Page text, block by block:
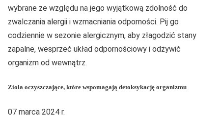
wybrane ze względu na jego wyjątkową zdolność do
zwalczania alergii i wzmacniania odporności. Pij go
codziennie w sezonie alergicznym, aby złagodzić stany
zapalne, wesprzeć układ odpornościowy i odżywić
organizm od wewnątrz.
Zioła oczyszczające, które wspomagają detoksykację organizmu
07 marca 2024 r.